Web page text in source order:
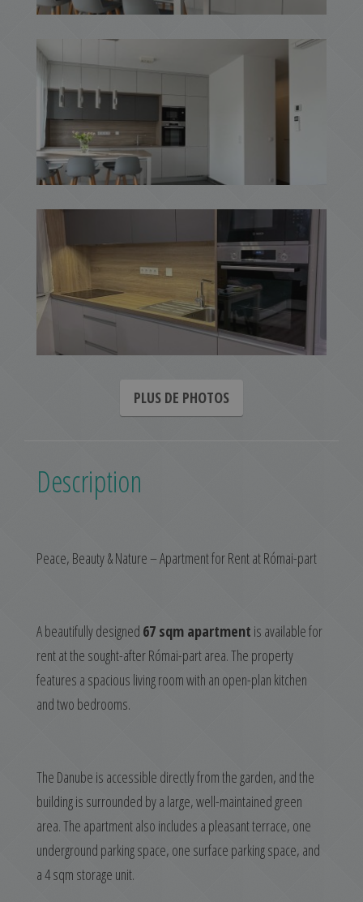
PLUS DE PHOTOS
Description
Peace, Beauty & Nature – Apartment for Rent at Római-part
A beautifully designed 67 sqm apartment is available for
rent at the sought-after Római-part area. The property
features a spacious living room with an open-plan kitchen
and two bedrooms.
The Danube is accessible directly from the garden, and the
building is surrounded by a large, well-maintained green
area. The apartment also includes a pleasant terrace, one
underground parking space, one surface parking space, and
a 4 sqm storage unit.